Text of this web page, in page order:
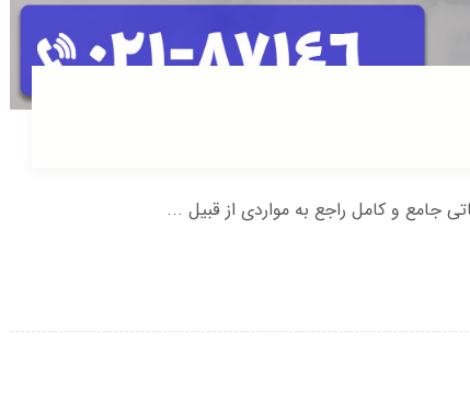
جامع و کامل راجع به مواردی از قبیل ...